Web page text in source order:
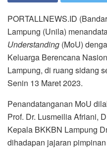
PORTALLNEWS.ID
Lampung (Unila)
Understanding (MoU)
Keluarga Berencana
Lampung, di ruang sidang
Senin 13 Maret 2023.
Penandatanganan MoU
Prof. Dr. Lusmeilia Afriani,
Kepala BKKBN Lampung
dihadapan jajaran